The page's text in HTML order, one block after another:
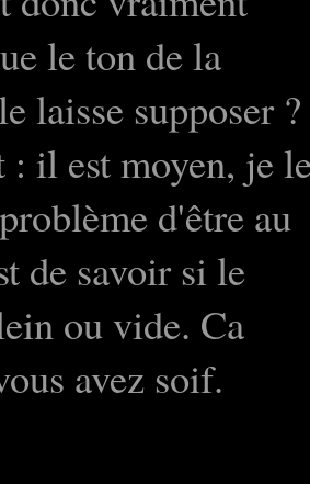
le ton de la
laisse supposer ?
: il est moyen, je
d'être au
de savoir si le
ou vide. Ca
avez soif.